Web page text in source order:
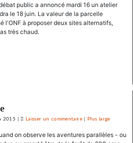
état
policier
public a annoncé mardi 16 un atelier
le 18 juin. La valeur de la parcelle
l'ONF à proposer deux sites alternatifs,
très chaud.
2015 Laisser un commentaireon
France
| Plus large
on observe les aventures parallèles - ou